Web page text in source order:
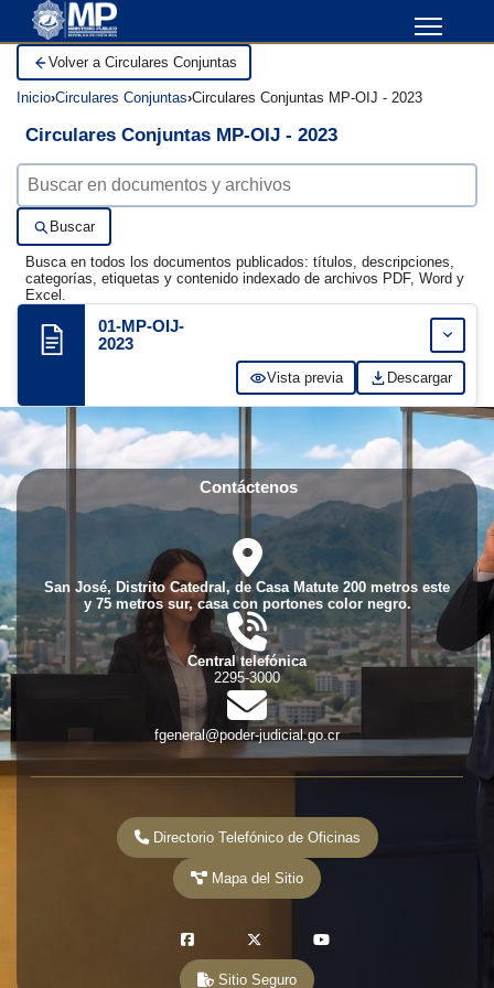
Volver a Circulares Conjuntas
Inicio Circulares Conjuntas Circulares Conjuntas MP-OIJ - 2023
Circulares Conjuntas MP-OIJ - 2023
Buscar documentos
Buscar
Busca en todos los documentos publicados: títulos, descripciones,
categorías, etiquetas y contenido indexado de archivos PDF, Word y
Excel.
01-MP-OIJ-
2023
Vista previa Descargar
Contáctenos
fas
fa-
location-
dot
San José, Distrito Catedral, de Casa Matute 200 metros este
y 75 metros sur, casa con portones color negro.
fa-
phone-
volume
Central telefónica
2295-3000
fas
fa-
envelope
fgeneral@poder-judicial.go.cr
Directorio Telefónico de Oficinas
Mapa del Sitio
fa-
fa-
fa-
Sitio Seguro